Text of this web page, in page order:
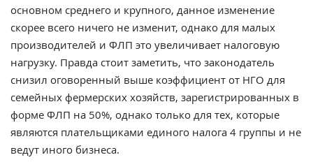
основном среднего и крупного, данное изменение
скорее всего ничего не изменит, однако для малых
производителей и ФЛП это увеличивает налоговую
нагрузку. Правда стоит заметить, что законодатель
снизил оговоренный выше коэффициент от НГО для
семейных фермерских хозяйств, зарегистрированных в
форме ФЛП на 50%, однако только для тех, которые
являются плательщиками единого налога 4 группы и не
ведут иного бизнеса.